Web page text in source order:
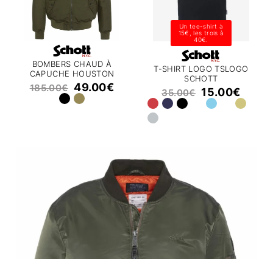
BOMBERS CHAUD À
CAPUCHE HOUSTON
SCHOTT
185.00€ 49.00€
Un tee-shirt à
15€, les trois à
40€.
T-SHIRT LOGO TSLOGO
SCHOTT
35.00€ 15.00€